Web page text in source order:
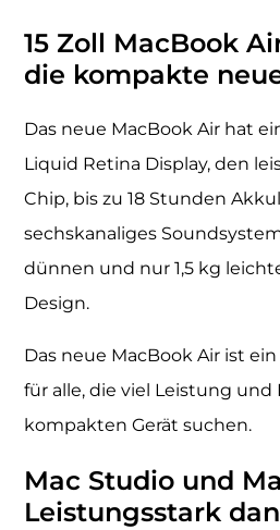
15 Zoll MacBook
die kompakte
Das neue MacBook Air hat
Liquid Retina Display, den
Chip, bis zu 18 Stunden
sechskanaliges
dünnen und nur 1,5 kg
Design.
Das neue MacBook Air ist
für alle, die viel Leistung
kompakten Gerät suchen.
Mac Studio und
Leistungsstark